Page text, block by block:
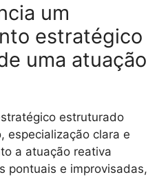
um
estratégico
uma atuação
estruturado
especialização clara e
a atuação reativa
pontuais e improvisadas,